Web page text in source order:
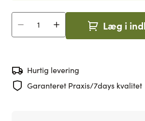
Antal Læg i
Hurtig levering
Garanteret Praxis/7days kvalitet